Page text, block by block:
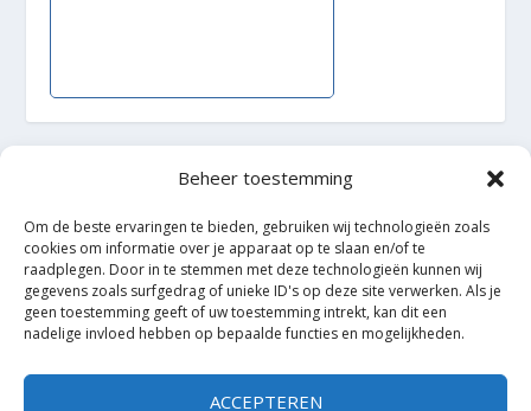
Beheer toestemming
Om de beste ervaringen te bieden, gebruiken wij technologieën zoals
cookies om informatie over je apparaat op te slaan en/of te
raadplegen. Door in te stemmen met deze technologieën kunnen wij
gegevens zoals surfgedrag of unieke ID's op deze site verwerken. Als je
geen toestemming geeft of uw toestemming intrekt, kan dit een
nadelige invloed hebben op bepaalde functies en mogelijkheden.
ACCEPTEREN
WordPress